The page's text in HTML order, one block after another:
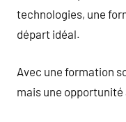
technologies, une
départ idéal.
Avec une formation
mais une opportunité